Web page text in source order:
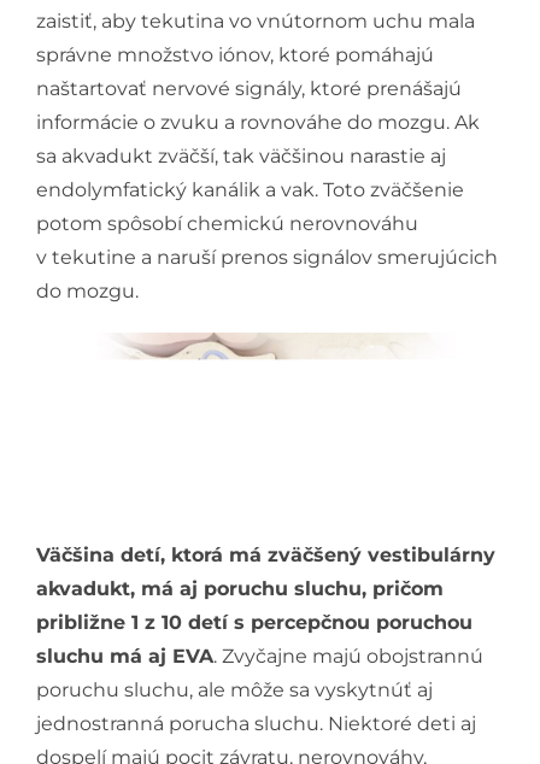
zaistiť, aby tekutina vo vnútornom uchu mala
správne množstvo iónov, ktoré pomáhajú
naštartovať nervové signály, ktoré prenášajú
informácie o zvuku a rovnováhe do mozgu. Ak
sa akvadukt zväčší, tak väčšinou narastie aj
endolymfatický kanálik a vak. Toto zväčšenie
potom spôsobí chemickú nerovnováhu
v tekutine a naruší prenos signálov smerujúcich
do mozgu.
Väčšina detí, ktorá má zväčšený vestibulárny
akvadukt, má aj poruchu sluchu, pričom
približne 1 z 10 detí s percepčnou poruchou
sluchu má aj EVA. Zvyčajne majú obojstrannú
poruchu sluchu, ale môže sa vyskytnúť aj
jednostranná porucha sluchu. Niektoré deti aj
dospelí majú pocit závratu, nerovnováhy,